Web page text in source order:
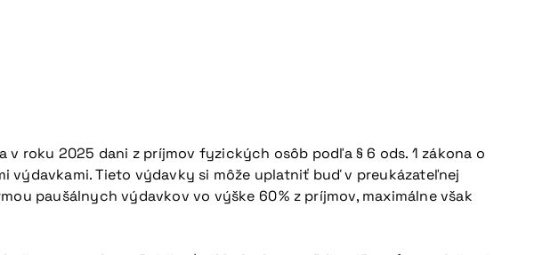
roku 2025 dani z príjmov fyzických osôb podľa § 6 ods. 1 zákona o
výdavkami. Tieto výdavky si môže uplatniť buď v preukázateľnej
paušálnych výdavkov vo výške 60 % z príjmov, maximálne však